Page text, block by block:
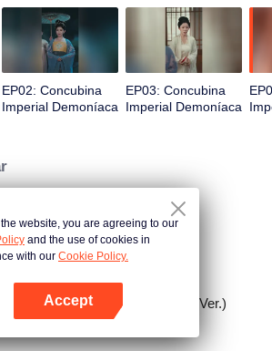
Abra o programa
se torna a imperatriz viúva, guiando seu
ao trono.
EP02: Concubina
Imperial Demoníaca
EP03: Concubina
Imperial Demoníaca
As Deliberações do Amor
A Prisioneira da Beleza (English Ver.)
website, you are agreeing to our
and the use of cookies in
with our Cookie Policy.
Accept